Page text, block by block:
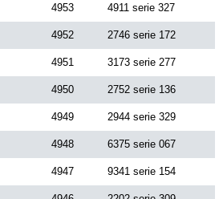
4953 4911 serie 327
4952 2746 serie 172
4951 3173 serie 277
4950 2752 serie 136
4949 2944 serie 329
4948 6375 serie 067
4947 9341 serie 154